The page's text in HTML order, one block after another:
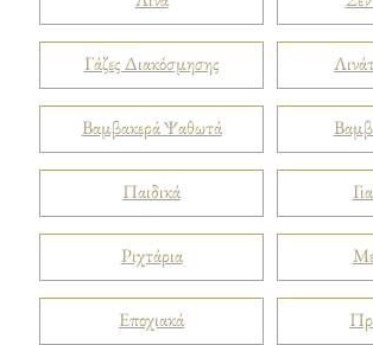
Γάζες Διακόσμησης
Βαμβακερά Ψαθωτά
Παιδικά
Ριχτάρια
Εποχιακά